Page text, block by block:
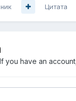
Цитата
you have an account,